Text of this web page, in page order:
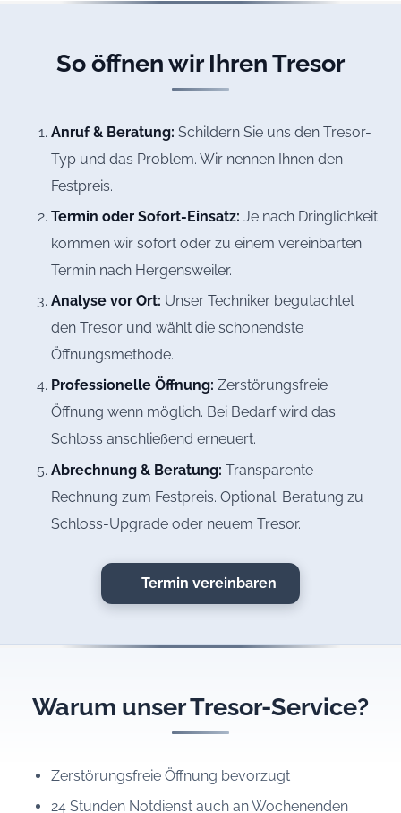
So öffnen wir Ihren Tresor
Anruf & Beratung: Schildern Sie uns den Tresor-
Typ und das Problem. Wir nennen Ihnen den
Festpreis.
Termin oder Sofort-Einsatz: Je nach Dringlichkeit
kommen wir sofort oder zu einem vereinbarten
Termin nach Hergensweiler.
Analyse vor Ort: Unser Techniker begutachtet
den Tresor und wählt die schonendste
Öffnungsmethode.
Professionelle Öffnung: Zerstörungsfreie
Öffnung wenn möglich. Bei Bedarf wird das
Schloss anschließend erneuert.
Abrechnung & Beratung: Transparente
Rechnung zum Festpreis. Optional: Beratung zu
Schloss-Upgrade oder neuem Tresor.
Termin vereinbaren
Warum unser Tresor-Service?
Zerstörungsfreie Öffnung bevorzugt
24 Stunden Notdienst auch an Wochenenden